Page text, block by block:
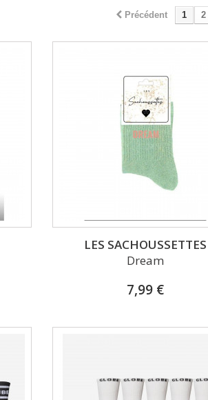
Précédent 1 2
LES SACHOUSSETTES
Dream
7,99 €